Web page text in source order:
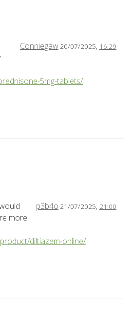
Conniegaw 20/07/2025, 16:29
5mg-tablets/
p3b4o 21/07/2025, 21:00
more
diltiazem-online/